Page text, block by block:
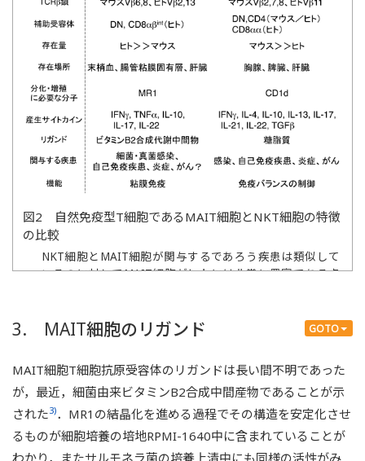
CH OH）を示す．
図2 自然免疫型T細胞であるMAIT細胞とNKT細胞の特徴
の比較
NKT細胞とMAIT細胞が関与するであろう疾患は類似して
いるのに対してMAIT細胞がヒトには非常に豊富である点
GOTO
3. MAIT細胞のリガンド
MAIT細胞T細胞抗原受容体のリガンドは長い間不明であった
が，最近，細菌由来ビタミンB2合成中間産物であることが示
された3)．MR1の結晶化を進める過程でその構造を安定化させ
るものが細胞培養の培地RPMI-1640中に含まれていることが
わかり，またサルモネラ菌の培養上清中にも同様の活性がみ